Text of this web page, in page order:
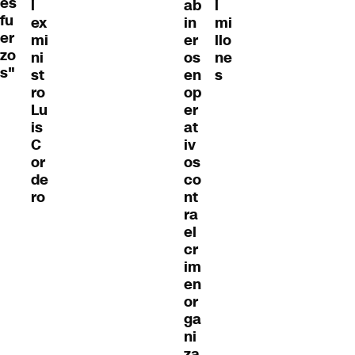
fu
er
zo
s"
l
ex
mi
ni
st
ro
Lu
is
C
or
de
ro
ab
in
er
os
en
op
er
at
iv
os
co
nt
ra
el
cr
im
en
or
ga
ni
l
mi
llo
ne
s